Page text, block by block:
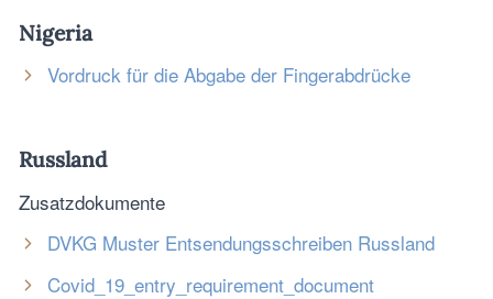
Nigeria
Vordruck für die Abgabe der Fingerabdrücke
Russland
Zusatzdokumente
DVKG Muster Entsendungsschreiben Russland
Covid_19_entry_requirement_document